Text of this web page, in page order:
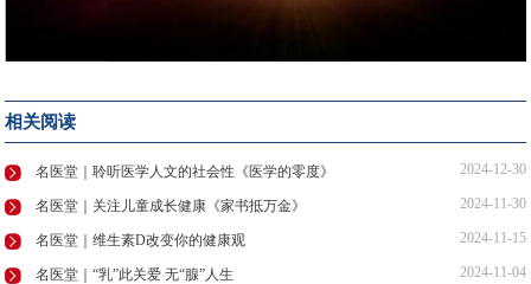
相关阅读
名医堂｜聆听医学人文的社会性《医学的零度》 2024-12-30
名医堂｜关注儿童成长健康《家书抵万金》 2024-11-30
名医堂｜维生素D改变你的健康观 2024-11-15
名医堂｜“乳”此关爱 无“腺”人生 2024-11-04